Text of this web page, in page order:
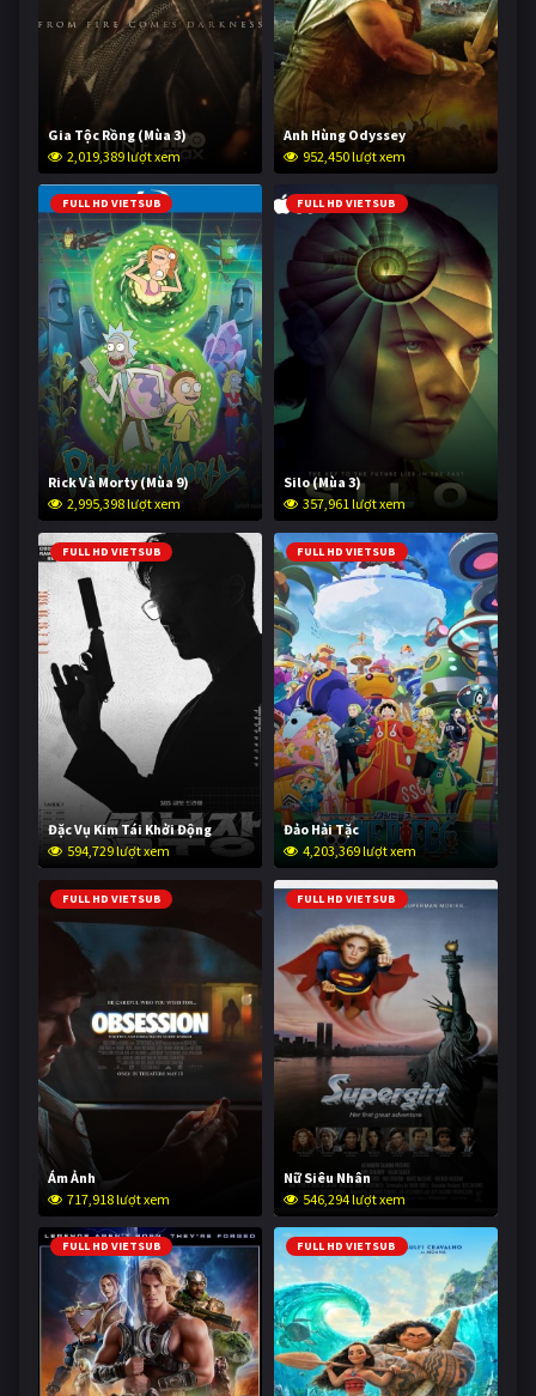
Gia Tộc Rồng (Mùa 3)
2,019,389 lượt xem
Anh Hùng Odyssey
952,450 lượt xem
FULL HD VIETSUB
Rick Và Morty (Mùa 9)
2,995,398 lượt xem
FULL HD VIETSUB
Silo (Mùa 3)
357,961 lượt xem
FULL HD VIETSUB
Đặc Vụ Kim Tái Khởi Động
594,729 lượt xem
FULL HD VIETSUB
Đảo Hải Tặc
4,203,369 lượt xem
FULL HD VIETSUB
Ám Ảnh
717,918 lượt xem
FULL HD VIETSUB
Nữ Siêu Nhân
546,294 lượt xem
FULL HD VIETSUB FULL HD VIETSUB